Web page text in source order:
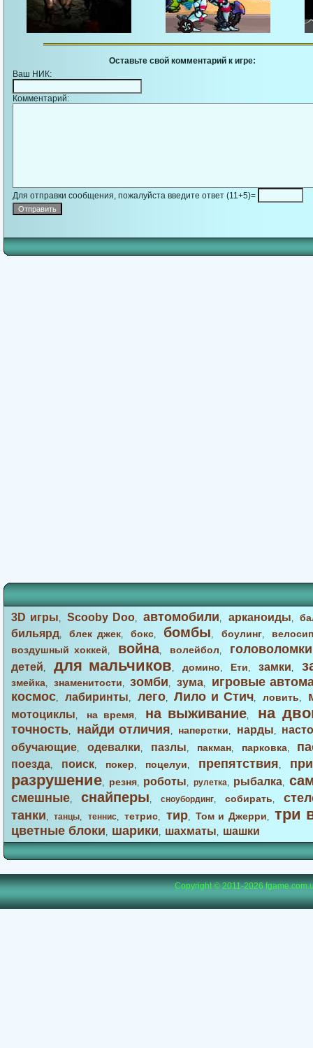
Оставьте свой комментарий к игре:
Ваш НИК:
Комментарий:
Для отправки сообщения, пожалуйста введите ответ (11+5)=
3D игры,Scooby Doo,автомобили, арканоиды,
бильярд,блек джек,бокс, бомбы, боулинг,
воздушный хоккей, война, волейбол, головоломки
детей, для мальчиков, домино, Ети, замки,
змейка, знаменитости,зомби, зума,
игровые
космос, лабиринты, лего,Лило и Стич,ловить,
мотоциклы, на время, на выживание, на
точность, найди отличия, наперстки, нарды,
обучающие, одевалки, пазлы, пакман, парковка,
поезда, поиск, покер, поцелуи, препятствия,
разрушение, резня, роботы, рулетка, рыбалка,
смешные, снайперы, сноубординг, собирать,
танки,танцы, теннис,тетрис, тир,Том и Джерри, три
цветные блоки, шарики, шахматы, шашки
Copyright © 2011-2026